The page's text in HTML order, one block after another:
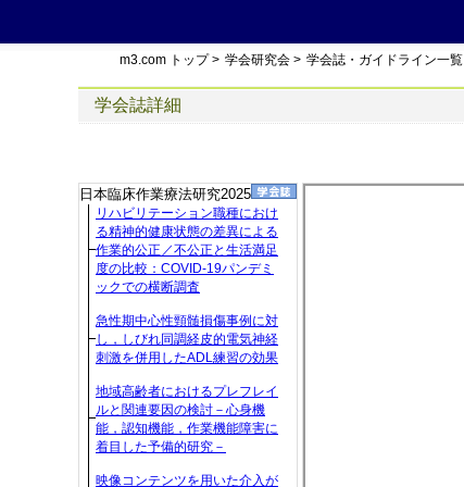
m3.com トップ> 学会研究会 > 学会誌・ガイドライン一覧
学会誌詳細
日本臨床作業療法研究2025
リハビリテーション職種におけ
る精神的健康状態の差異による
作業的公正／不公正と生活満足
度の比較：COVID-19パンデミ
ックでの横断調査
急性期中心性頸髄損傷事例に対
し，しびれ同調経皮的電気神経
刺激を併用したADL練習の効果
地域高齢者におけるプレフレイ
ルと関連要因の検討－心身機
能，認知機能，作業機能障害に
着目した予備的研究－
映像コンテンツを用いた介入が